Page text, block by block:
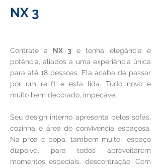
NX 3
Contrate a NX 3 e tenha elegância e
potência, aliados a uma experiência única
para até 18 pessoas. Ela acaba de passar
por um relift e esta lida. Tudo novo e
muito bem decorado, impecável.
Seu design interno apresenta belos sofás,
cozinha e área de convivencia espaçosa.
Na proa e popa, tambem muito espaço
dizpoivel para todos aproveitarem
momentos especiais. descontração. Com